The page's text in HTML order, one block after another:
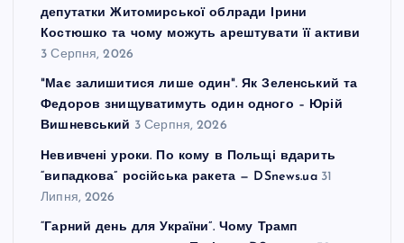
депутатки Житомирської облради Ірини
Костюшко та чому можуть арештувати її активи
3 Серпня, 2026
"Має залишитися лише один". Як Зеленський та
Федоров знищуватимуть один одного – Юрій
Вишневський 3 Серпня, 2026
Невивчені уроки. По кому в Польщі вдарить
“випадкова” російська ракета — DSnews.ua 31
Липня, 2026
“Гарний день для України”. Чому Трамп